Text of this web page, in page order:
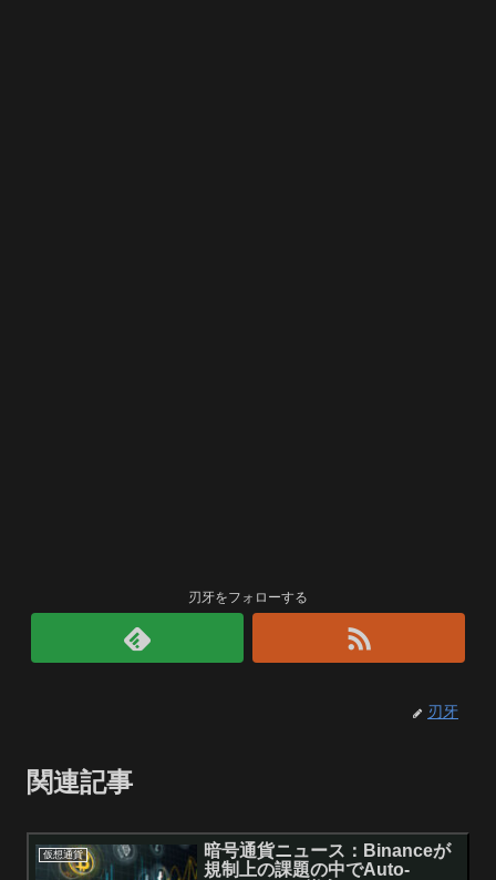
刃牙をフォローする
刃牙
関連記事
仮想通貨
暗号通貨ニュース：Binanceが
規制上の課題の中でAuto-